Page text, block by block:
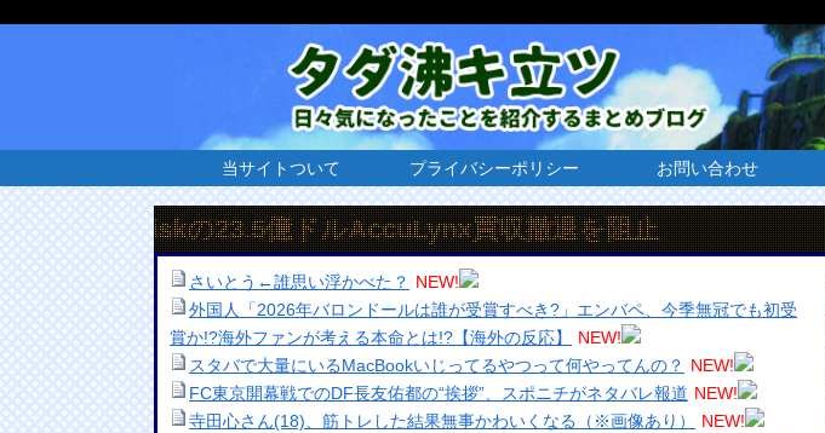
当サイトついて プライバシーポリシー お問い合わせ
の23.5億ドルAccuLynx買収撤退を阻止
さいとう←誰思い浮かべた？ NEW!
外国人「2026年バロンドールは誰が受賞すべき?」エンバペ、今季無冠でも初受
賞か!?海外ファンが考える本命とは!?【海外の反応】
NEW!
スタバで大量にいるMacBookいじってるやつって何やってんの？ NEW!
FC東京開幕戦でのDF長友佑都の“挨拶”、スポニチがネタバレ報道 NEW!
寺田心さん(18)、筋トレした結果無事かわいくなる（※画像あり）
NEW!